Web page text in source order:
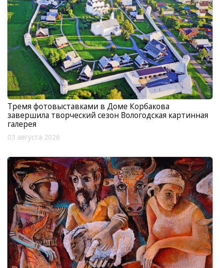
Тремя фотовыставками в Доме Корбакова
завершила творческий сезон Вологодская картинная
галерея
03 августа 2026